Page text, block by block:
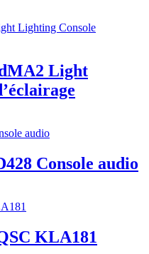
Light
Console audio
KLA181